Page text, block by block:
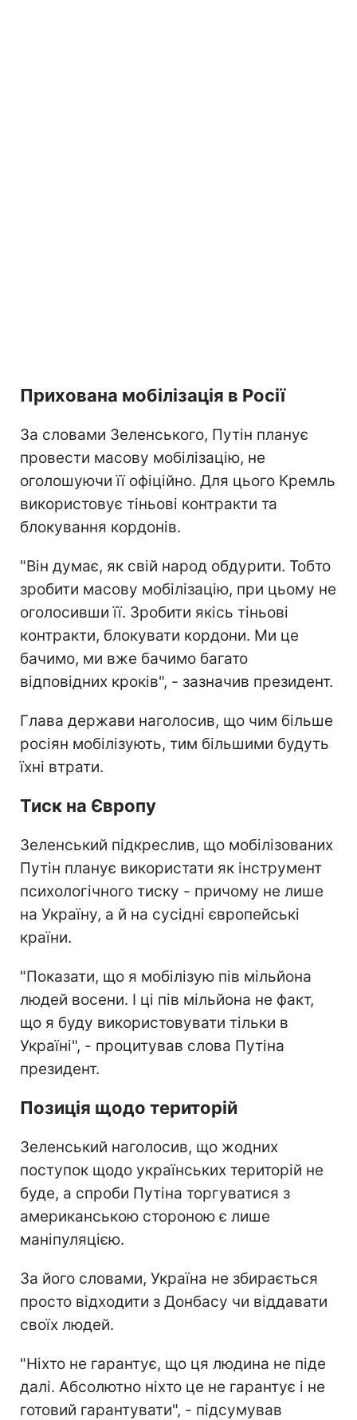
Прихована мобілізація в Росії
За словами Зеленського, Путін планує
провести масову мобілізацію, не
оголошуючи її офіційно. Для цього Кремль
використовує тіньові контракти та
блокування кордонів.
"Він думає, як свій народ обдурити. Тобто
зробити масову мобілізацію, при цьому не
оголосивши її. Зробити якісь тіньові
контракти, блокувати кордони. Ми це
бачимо, ми вже бачимо багато
відповідних кроків", - зазначив президент.
Глава держави наголосив, що чим більше
росіян мобілізують, тим більшими будуть
їхні втрати.
Тиск на Європу
Зеленський підкреслив, що мобілізованих
Путін планує використати як інструмент
психологічного тиску - причому не лише
на Україну, а й на сусідні європейські
країни.
"Показати, що я мобілізую пів мільйона
людей восени. І ці пів мільйона не факт,
що я буду використовувати тільки в
Україні", - процитував слова Путіна
президент.
Позиція щодо територій
Зеленський наголосив, що жодних
поступок щодо українських територій не
буде, а спроби Путіна торгуватися з
американською стороною є лише
маніпуляцією.
За його словами, Україна не збирається
просто відходити з Донбасу чи віддавати
своїх людей.
"Ніхто не гарантує, що ця людина не піде
далі. Абсолютно ніхто це не гарантує і не
готовий гарантувати", - підсумував